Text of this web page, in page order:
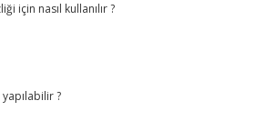
için nasıl kullanılır ?
?